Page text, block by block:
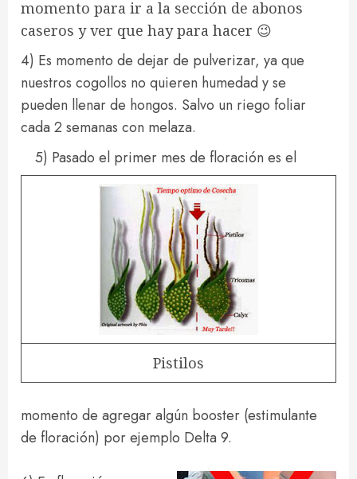
momento para ir a la sección de abonos
caseros y ver que hay para hacer 😉
4) Es momento de dejar de pulverizar, ya que
nuestros cogollos no quieren humedad y se
pueden llenar de hongos. Salvo un riego foliar
cada 2 semanas con melaza.
Pistilos
5) Pasado el primer mes de floración es el
momento de agregar algún booster (estimulante
de floración) por ejemplo Delta 9.